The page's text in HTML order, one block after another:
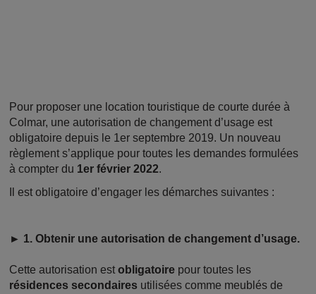
Pour proposer une location touristique de courte durée à
Colmar, une autorisation de changement d’usage est
obligatoire depuis le 1er septembre 2019. Un nouveau
règlement s’applique pour toutes les demandes formulées
à compter du 1er février 2022.
Il est obligatoire d’engager les démarches suivantes :
► 1. Obtenir une autorisation de changement d’usage.
Cette autorisation est obligatoire pour toutes les
résidences secondaires utilisées comme meublés de